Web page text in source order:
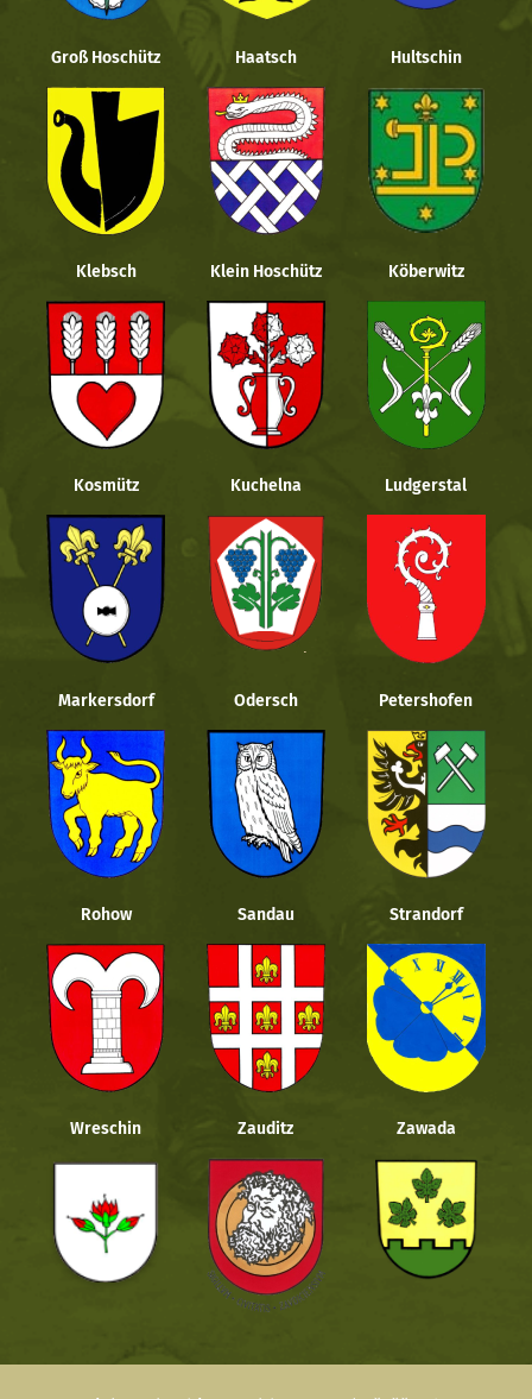
Groß Hoschütz Haatsch Hultschin
Klebsch Klein Hoschütz Köberwitz
Kosmütz Kuchelna Ludgerstal
Markersdorf Odersch Petershofen
Rohow Sandau Strandorf
Wreschin Zauditz Zawada